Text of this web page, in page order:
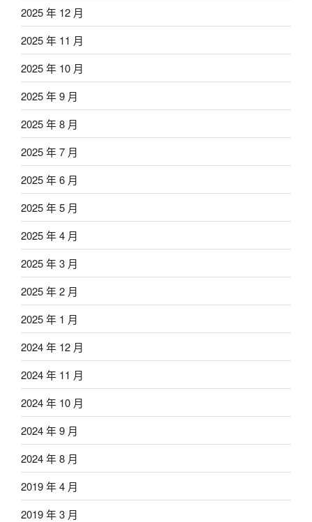
2025 年 12 月
2025 年 11 月
2025 年 10 月
2025 年 9 月
2025 年 8 月
2025 年 7 月
2025 年 6 月
2025 年 5 月
2025 年 4 月
2025 年 3 月
2025 年 2 月
2025 年 1 月
2024 年 12 月
2024 年 11 月
2024 年 10 月
2024 年 9 月
2024 年 8 月
2019 年 4 月
2019 年 3 月